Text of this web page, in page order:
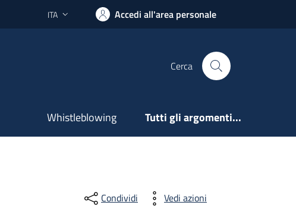
Lingua attiva:
ITA Accedi all'area personale
Cerca
Whistleblowing Tutti gli argomenti...
Condividi Vedi azioni